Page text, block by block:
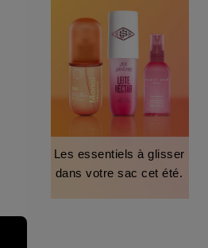
Les essentiels à glisser
dans votre sac cet été.